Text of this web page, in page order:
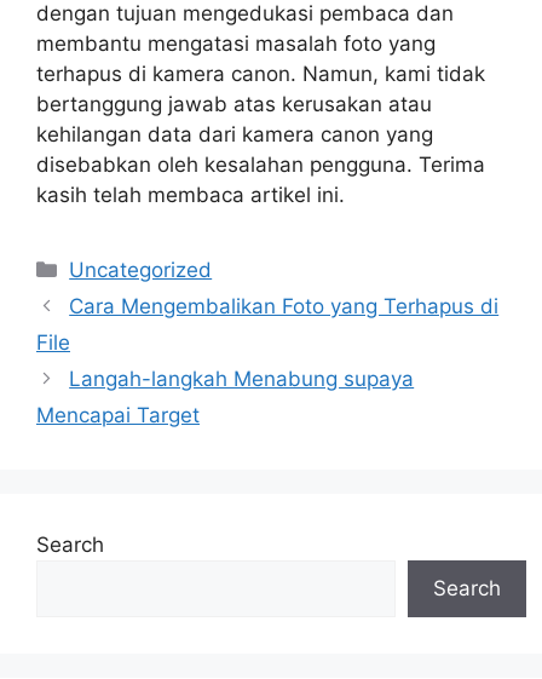
dengan tujuan mengedukasi pembaca dan
membantu mengatasi masalah foto yang
terhapus di kamera canon. Namun, kami tidak
bertanggung jawab atas kerusakan atau
kehilangan data dari kamera canon yang
disebabkan oleh kesalahan pengguna. Terima
kasih telah membaca artikel ini.
Categories
Uncategorized
Cara Mengembalikan Foto yang Terhapus di
File
Langah-langkah Menabung supaya
Mencapai Target
Search
Search